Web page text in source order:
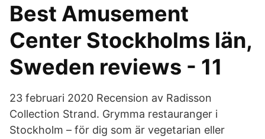
Best Amusement
Center Stockholms län,
Sweden reviews - 11
23 februari 2020 Recension av Radisson
Collection Strand. Grymma restauranger i
Stockholm – för dig som är vegetarian eller